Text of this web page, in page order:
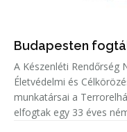
Budapesten
A Készenléti Rendőrség
Életvédelmi és
munkatársai a
elfogtak egy 33 éves